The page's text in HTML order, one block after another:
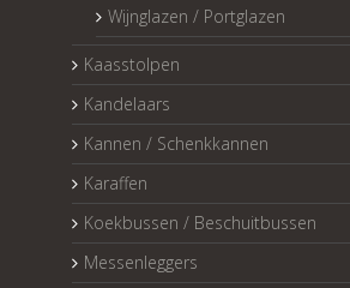
Wijnglazen / Portglazen
Kaasstolpen
Kandelaars
Kannen / Schenkkannen
Karaffen
Koekbussen / Beschuitbussen
Messenleggers